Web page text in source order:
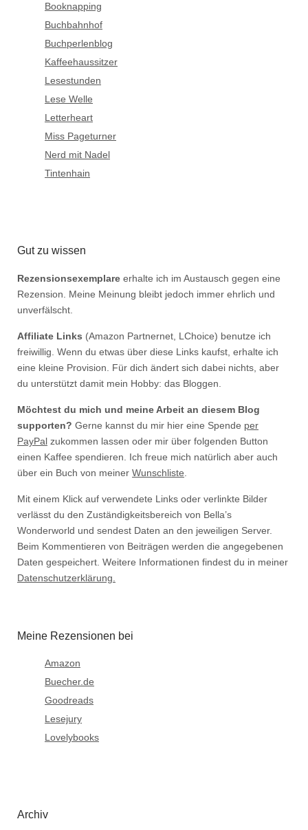
Booknapping
Buchbahnhof
Buchperlenblog
Kaffeehaussitzer
Lesestunden
Lese Welle
Letterheart
Miss Pageturner
Nerd mit Nadel
Tintenhain
Gut zu wissen
Rezensionsexemplare erhalte ich im Austausch gegen eine
Rezension. Meine Meinung bleibt jedoch immer ehrlich und
unverfälscht.
Affiliate Links (Amazon Partnernet, LChoice) benutze ich
freiwillig. Wenn du etwas über diese Links kaufst, erhalte ich
eine kleine Provision. Für dich ändert sich dabei nichts, aber
du unterstützt damit mein Hobby: das Bloggen.
Möchtest du mich und meine Arbeit an diesem Blog
supporten? Gerne kannst du mir hier eine Spende per
PayPal zukommen lassen oder mir über folgenden Button
einen Kaffee spendieren. Ich freue mich natürlich aber auch
über ein Buch von meiner Wunschliste
Mit einem Klick auf verwendete Links oder verlinkte Bilder
verlässt du den Zuständigkeitsbereich von Bella’s
Wonderworld und sendest Daten an den jeweiligen Server.
Beim Kommentieren von Beiträgen werden die angegebenen
Daten gespeichert. Weitere Informationen findest du in meiner
Datenschutzerklärung.
Meine Rezensionen bei
Amazon
Buecher.de
Goodreads
Lesejury
Lovelybooks
Archiv